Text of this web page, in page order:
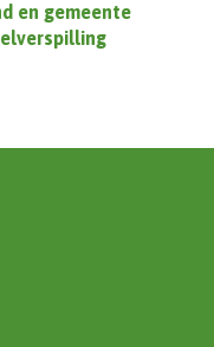
en gemeente